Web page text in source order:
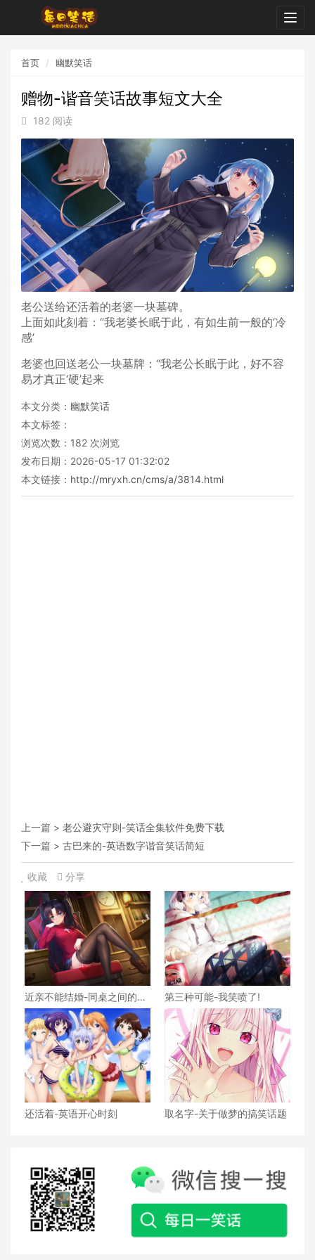
首页 幽默笑话
赠物-谐音笑话故事短文大全
182 阅读
老公送给还活着的老婆一块墓碑。
上面如此刻着：“我老婆长眠于此，有如生前一般的‘冷
感’
老婆也回送老公一块墓牌：“我老公长眠于此，好不容
易才真正‘硬’起来
本文分类： 幽默笑话
本文标签：
浏览次数： 182 次浏览
发布日期：2026-05-17 01:32:02
本文链接： http://mryxh.cn/cms/a/3814.html
上一篇 > 老公避灾守则-笑话全集软件免费下载
下一篇 > 古巴来的-英语数字谐音笑话简短
收藏 分享
近亲不能结婚-同桌之间的笑
话段子
第三种可能-我笑喷了!
还活着-英语开心时刻 取名字-关于做梦的搞笑话题